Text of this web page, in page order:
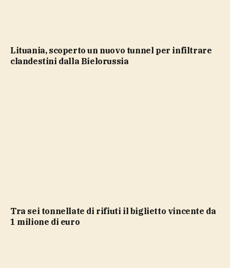
Lituania, scoperto un nuovo tunnel per infiltrare
clandestini dalla Bielorussia
Tra sei tonnellate di rifiuti il biglietto vincente da
1 milione di euro